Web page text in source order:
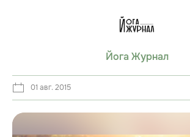
Йога Журнал
01 авг. 2015